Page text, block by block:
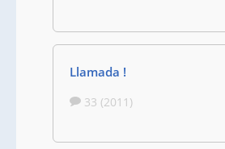
Llamada !
33 (2011)